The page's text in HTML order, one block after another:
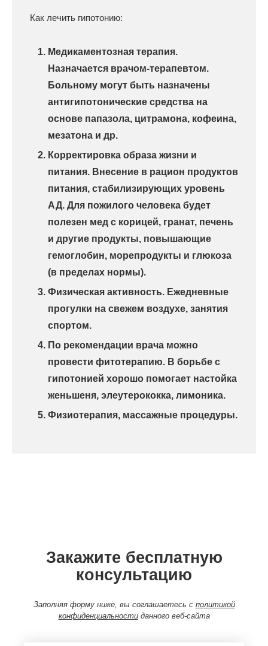
Как лечить гипотонию:
Медикаментозная терапия.
Назначается врачом-терапевтом.
Больному могут быть назначены
антигипотонические средства на
основе папазола, цитрамона, кофеина,
мезатона и др.
Корректировка образа жизни и
питания. Внесение в рацион продуктов
питания, стабилизирующих уровень
АД. Для пожилого человека будет
полезен мед с корицей, гранат, печень
и другие продукты, повышающие
гемоглобин, морепродукты и глюкоза
(в пределах нормы).
Физическая активность. Ежедневные
прогулки на свежем воздухе, занятия
спортом.
По рекомендации врача можно
провести фитотерапию. В борьбе с
гипотонией хорошо помогает настойка
женьшеня, элеутерококка, лимоника.
Физиотерапия, массажные процедуры.
Закажите бесплатную
консультацию
Заполняя форму ниже, вы соглашаетесь с политикой
конфиденциальностиданного веб-сайта